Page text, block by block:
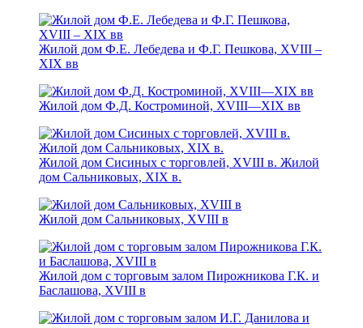
Жилой дом Ф.Е. Лебедева и Ф.Г. Пешкова, XVIII –
XIX вв
Жилой дом Ф.Д. Костроминой, XVIII—XIX вв
Жилой дом Сисиных с торговлей, XVIII в. Жилой
дом Сальниковых, XIX в.
Жилой дом Сальниковых, XVIII в
Жилой дом с торговым залом Пирожникова Г.К. и
Баслашова, ХVIII в